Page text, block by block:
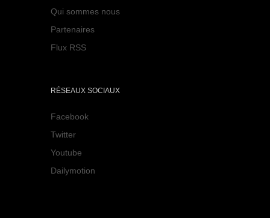
Qui sommes nous
Partenaires
Flux RSS
RÉSEAUX SOCIAUX
Facebook
Twitter
Youtube
Dailymotion